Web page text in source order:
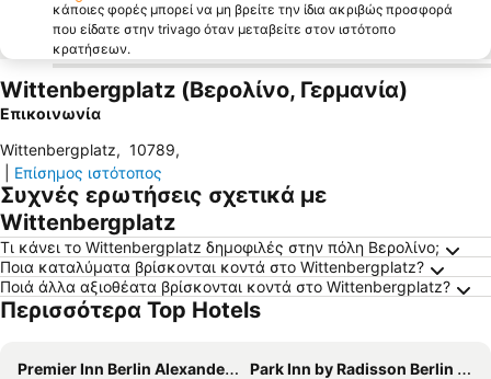
κάποιες φορές μπορεί να μη βρείτε την ίδια ακριβώς προσφορά
που είδατε στην trivago όταν μεταβείτε στον ιστότοπο
κρατήσεων.
Wittenbergplatz (Βερολίνο, Γερμανία)
Επικοινωνία
Wittenbergplatz, 10789,
Επίσημος ιστότοπος
Συχνές ερωτήσεις σχετικά με
Wittenbergplatz
Τι κάνει το Wittenbergplatz δημοφιλές στην πόλη Βερολίνο;
Ποια καταλύματα βρίσκονται κοντά στο Wittenbergplatz?
Ποιά άλλα αξιοθέατα βρίσκονται κοντά στο Wittenbergplatz?
Περισσότερα Top Hotels
Premier Inn Berlin Alexanderplatz hotel
Park Inn by Radisson Berlin Alexanderplatz